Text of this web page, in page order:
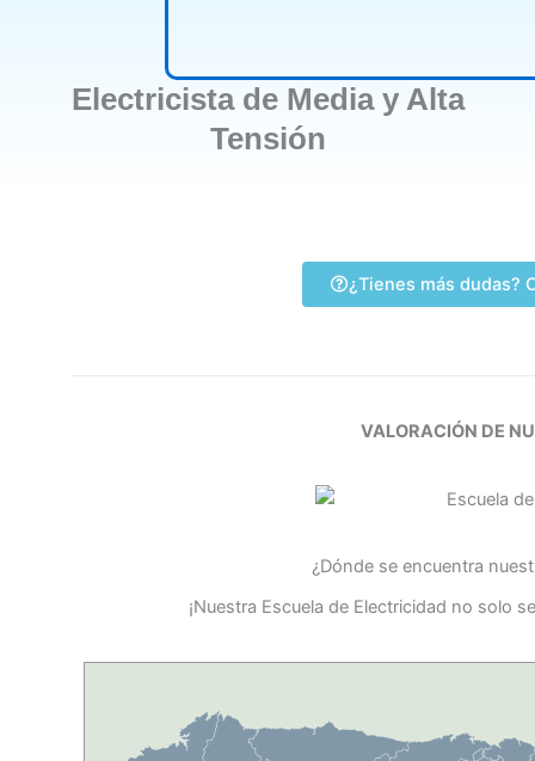
Electricista de Media y Alta
Tensión
¿Tienes más dudas?
VALORACIÓN DE
¿Dónde se encuentra
¡Nuestra Escuela de Electricidad no solo